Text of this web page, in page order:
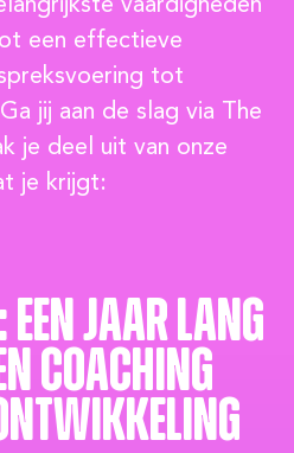
vaardigheden
een effectieve
tot
jij aan de slag via The
je deel uit van onze
je krijgt:
een jaar lang
coaching